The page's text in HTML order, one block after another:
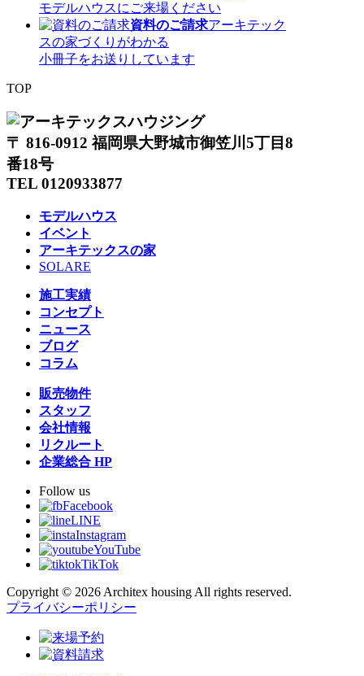
モデルハウスにご来場ください
資料のご請求アーキテック
スの家づくりがわかる
小冊子をお送りしています
TOP
〒 816-0912 福岡県大野城市御笠川5丁目8
番18号
TEL 0120933877
モデルハウス
イベント
アーキテックスの家
SOLARE
施工実績
コンセプト
ニュース
ブログ
コラム
販売物件
スタッフ
会社情報
リクルート
企業総合 HP
Follow us
Facebook
LINE
Instagram
YouTube
TikTok
Copyright © 2026 Architex housing All rights reserved.
プライバシーポリシー